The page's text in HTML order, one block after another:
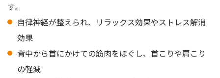
す。
自律神経が整えられ、リラックス効果やストレス解消
効果
背中から首にかけての筋肉をほぐし、首こりや肩こり
の軽減